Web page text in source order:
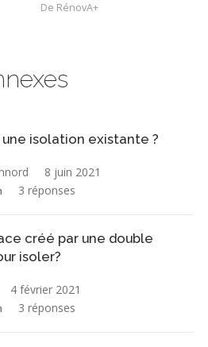
De RénovA+
isolation existante ?
8 juin 2021
3 réponses
créé par une double
isoler?
4 février 2021
3 réponses